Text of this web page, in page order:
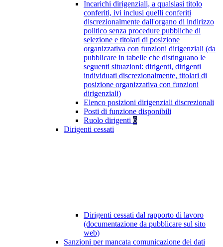
Incarichi dirigenziali, a qualsiasi titolo
conferiti, ivi inclusi quelli conferiti
discrezionalmente dall'organo di indirizzo
politico senza procedure pubbliche di
selezione e titolari di posizione
organizzativa con funzioni dirigenziali (da
pubblicare in tabelle che distinguano le
seguenti situazioni: dirigenti, dirigenti
individuati discrezionalmente, titolari di
posizione organizzativa con funzioni
dirigenziali)
Elenco posizioni dirigenziali discrezionali
Posti di funzione disponibili
Ruolo dirigenti 6
Dirigenti cessati
Dirigenti cessati dal rapporto di lavoro
(documentazione da pubblicare sul sito
web)
Sanzioni per mancata comunicazione dei dati